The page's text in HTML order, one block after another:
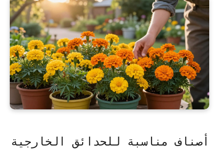
أصناف مناسبة للحدائق الخارجية